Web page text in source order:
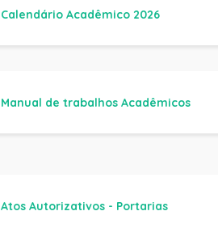
Calendário Acadêmico 2026
Manual de trabalhos Acadêmicos
Atos Autorizativos - Portarias